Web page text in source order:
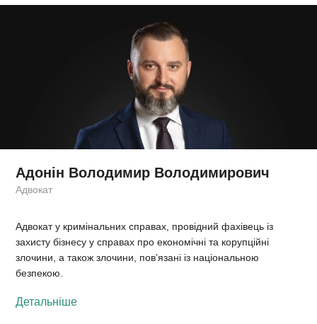
Адонін Володимир Володимирович
Адвокат
Адвокат у кримінальних справах, провідний фахівець із
захисту бізнесу у справах про економічні та корупційні
злочини, а також злочини, пов’язані із національною
безпекою.
Детальніше